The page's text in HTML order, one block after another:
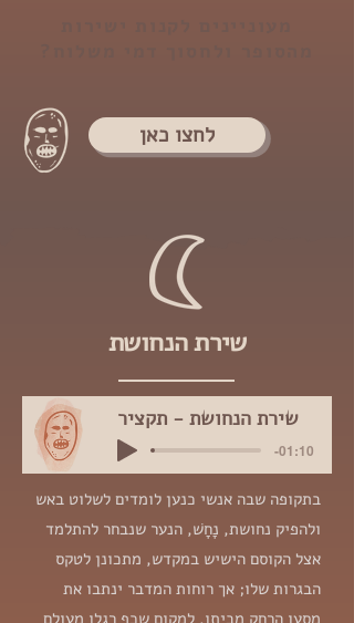
לחצו כאן
שירת הנחושת
שירת הנחושת - תקציר
-01:10
בתקופה שבה אנשי כנען לומדים לשלוט באש
ולהפיק נחושת, נָחָשׁ, הנער שנבחר להתלמד
אצל הקוסם הישיש במקדש, מתכונן לטקס
הבגרות שלו; אך רוחות המדבר ינתבו את
מסעו הרחק מביתו, למקום שכף רגלו מעולם